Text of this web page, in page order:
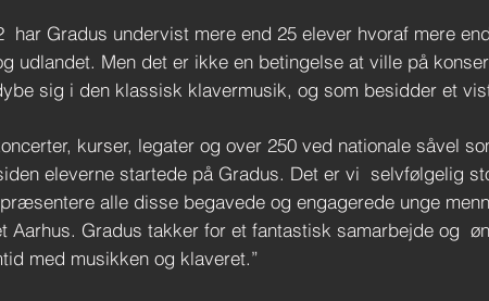
har Gradus undervist mere end 25 elever hvoraf mere
udlandet. Men det er ikke en betingelse at ville på
sig i den klassisk klavermusik, og som besidder et
kurser, legater og over 250 ved nationale såvel
eleverne startede på Gradus. Det er vi selvfølgelig
alle disse begavede og engagerede unge
Aarhus. Gradus takker for et fantastisk samarbejde og
med musikken og klaveret.”